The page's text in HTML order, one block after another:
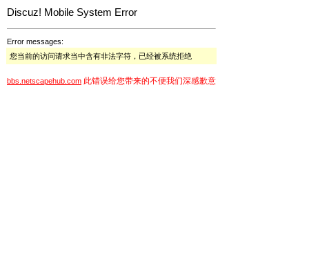
Discuz! Mobile System Error
Error messages:
您当前的访问请求当中含有非法字符，已经被系统拒绝
bbs.netscapehub.com 此错误给您带来的不便我们深感歉意